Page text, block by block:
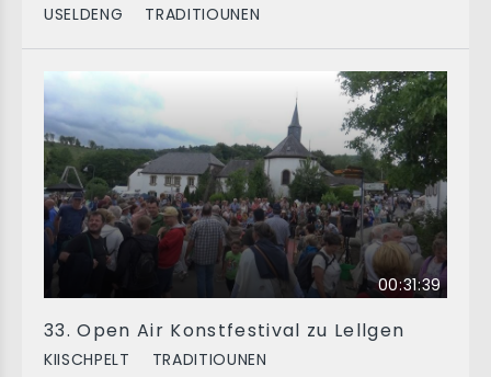
USELDENG TRADITIOUNEN
00:31:39
33. Open Air Konstfestival zu Lellgen
KIISCHPELT TRADITIOUNEN